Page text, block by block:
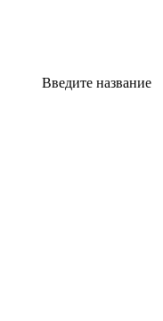
Введите название